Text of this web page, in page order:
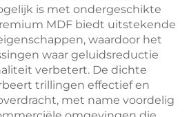
is met ondergeschikte
MDF biedt uitstekende
waardoor het
waar geluidsreductie
verbetert. De dichte
trillingen effectief en
met name voordelig